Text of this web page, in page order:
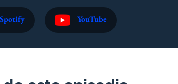
Spotify YouTube